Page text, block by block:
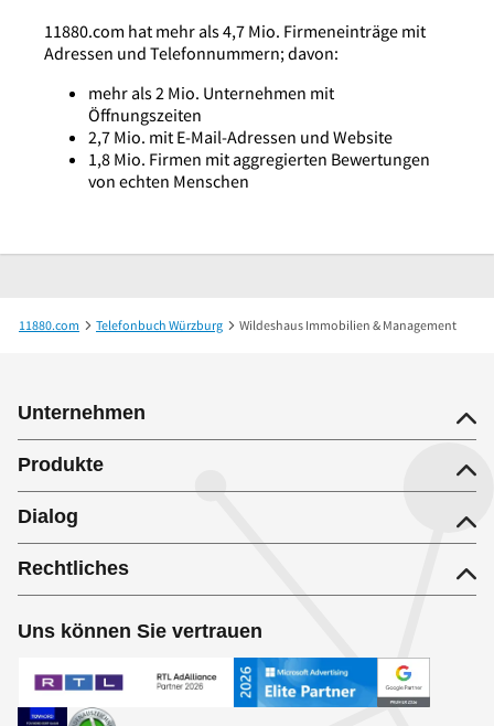
11880.com hat mehr als 4,7 Mio. Firmeneinträge mit
Adressen und Telefonnummern; davon:
mehr als 2 Mio. Unternehmen mit
Öffnungszeiten
2,7 Mio. mit E-Mail-Adressen und Website
1,8 Mio. Firmen mit aggregierten Bewertungen
von echten Menschen
11880.com Telefonbuch Würzburg Wildeshaus Immobilien & Management
Unternehmen
Produkte
Dialog
Rechtliches
Uns können Sie vertrauen